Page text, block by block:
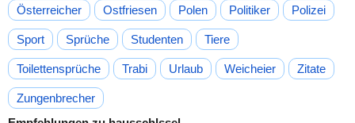
Österreicher Ostfriesen Polen Politiker Polizei
Sport Sprüche Studenten Tiere
Toilettensprüche Trabi Urlaub Weicheier Zitate
Zungenbrecher